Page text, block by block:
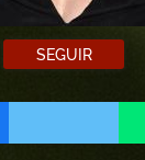
SEGUIR